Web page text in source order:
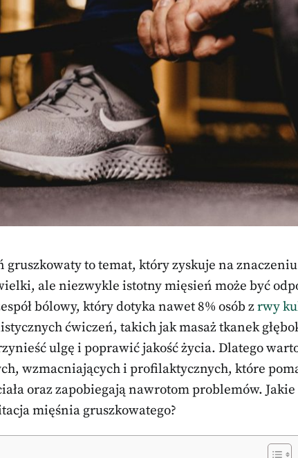
gruszkowaty to temat, który zyskuje na
ale niezwykle istotny mięsień może być
bólowy, który dotyka nawet 8% osób zrwy
ćwiczeń, takich jak masaż tkanek
ulgę i poprawić jakość życia. Dlatego
wzmacniających i profilaktycznych, które
oraz zapobiegają nawrotom problemów.
mięśnia gruszkowatego?